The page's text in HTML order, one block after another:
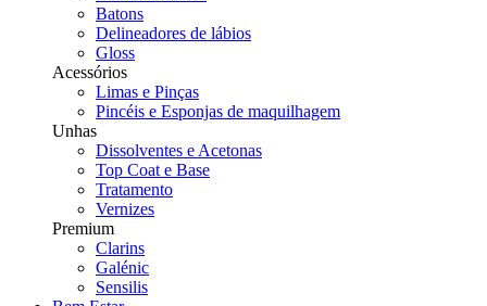
Batons
Delineadores de lábios
Gloss
Acessórios
Limas e Pinças
Pincéis e Esponjas de maquilhagem
Unhas
Dissolventes e Acetonas
Top Coat e Base
Tratamento
Vernizes
Premium
Clarins
Galénic
Sensilis